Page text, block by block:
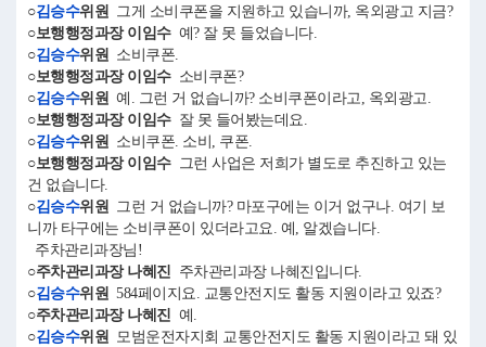
○김승수위원 그게 소비쿠폰을 지원하고 있습니까, 옥외광고 지금?
○보행행정과장 이임수예? 잘 못 들었습니다.
○김승수위원 소비쿠폰.
○보행행정과장 이임수소비쿠폰?
○김승수위원 예. 그런 거 없습니까? 소비쿠폰이라고, 옥외광고.
○보행행정과장 이임수잘 못 들어봤는데요.
○김승수위원 소비쿠폰. 소비, 쿠폰.
○보행행정과장 이임수그런 사업은 저희가 별도로 추진하고 있는
건 없습니다.
○김승수위원 그런 거 없습니까? 마포구에는 이거 없구나. 여기 보
니까 타구에는 소비쿠폰이 있더라고요. 예, 알겠습니다.
주차관리과장님!
○주차관리과장 나혜진 주차관리과장 나혜진입니다.
○김승수위원 584페이지요. 교통안전지도 활동 지원이라고 있죠?
○주차관리과장 나혜진 예.
○김승수위원 모범운전자지회 교통안전지도 활동 지원이라고 돼 있